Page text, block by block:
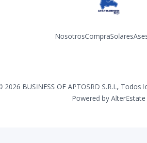
NosotrosCompraSolares
2026 BUSINESS OF APTOSRD S.R.L, Todos
Powered by AlterEstate